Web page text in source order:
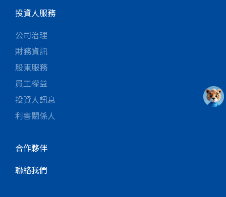
投資人服務
公司治理
財務資訊
股東服務
員工權益
投資人訊息
利害關係人
合作夥伴
聯絡我們